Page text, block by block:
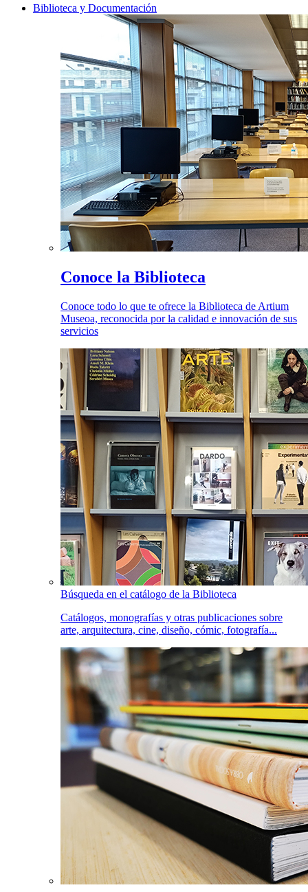
Biblioteca y Documentación
Conoce la Biblioteca
Conoce todo lo que te ofrece la Biblioteca de Artium
Museoa, reconocida por la calidad e innovación de sus
servicios
Búsqueda en el catálogo de la Biblioteca
Catálogos, monografías y otras publicaciones sobre
arte, arquitectura, cine, diseño, cómic, fotografía...